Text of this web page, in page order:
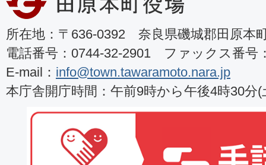
所在地：〒636-0392 奈良県磯城郡田原本
電話番号：0744-32-2901 ファックス番号
E-mail： info@town.tawaramoto.nara.jp
本庁舎開庁時間：午前9時から午後4時30分